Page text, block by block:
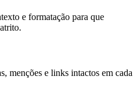
e formatação para que
menções e links intactos em cada